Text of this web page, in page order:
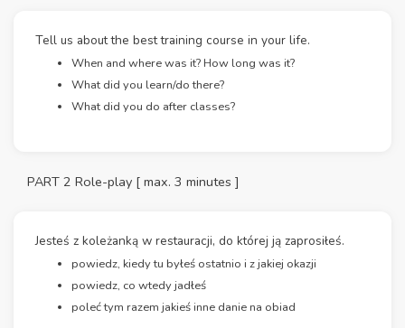
Tell us about the best training course in your life.
When and where was it? How long was it?
What did you learn/do there?
What did you do after classes?
PART 2 Role-play [ max. 3 minutes ]
Jesteś z koleżanką w restauracji, do której ją zaprosiłeś.
powiedz, kiedy tu byłeś ostatnio i z jakiej okazji
powiedz, co wtedy jadłeś
poleć tym razem jakieś inne danie na obiad